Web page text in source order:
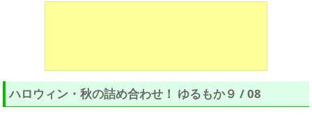
ハロウィン・秋の詰め合わせ！ ゆるもか９ / 08